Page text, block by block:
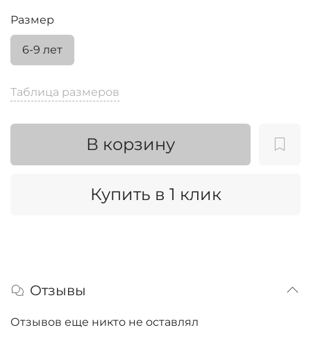
Таблица размеров
В корзину
Купить в 1 клик
Размер
6-9 лет
Отзывы
Отзывов еще никто не оставлял